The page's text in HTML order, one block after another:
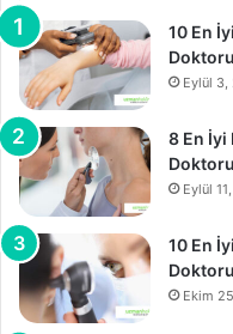
10 En
Doktoru
Eylül
8 En İyi
Doktoru
Eylül
10 En
Ekim